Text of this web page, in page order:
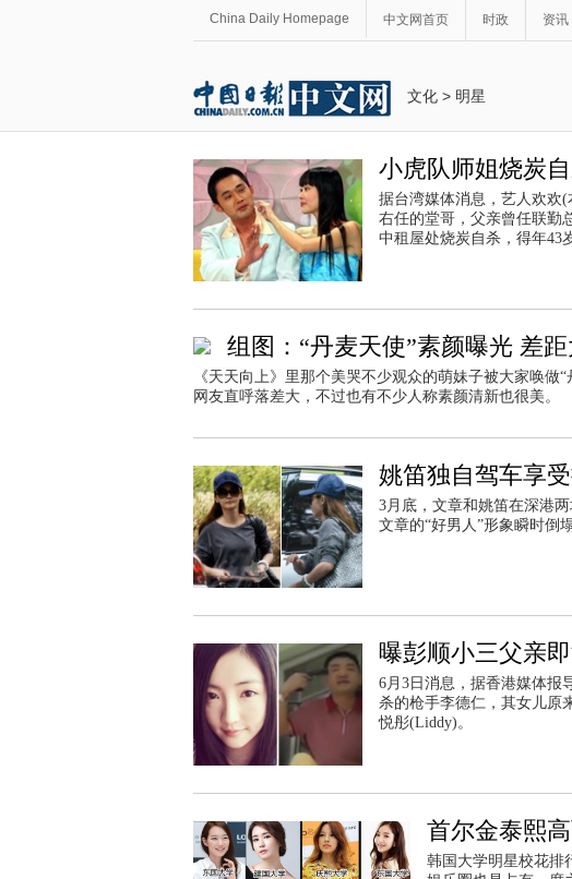
China Daily Homepage 中文网首页 时政 资讯
文化 > 明星
小虎队师姐烧炭
据台湾媒体消息，艺人欢欢
右任的堂哥，父亲曾任联勤
中租屋处烧炭自杀，得年43
组图：“丹麦天使”素颜曝光 差
《天天向上》里那个美哭不少观众的萌妹子被大家唤做
网友直呼落差大，不过也有不少人称素颜清新也很美。
姚笛独自驾车享
3月底，文章和姚笛在深港
文章的“好男人”形象瞬时倒
曝彭顺小三父亲
6月3日消息，据香港媒体报
杀的枪手李德仁，其女儿原
悦彤(Liddy)。
首尔金泰熙
韩国大学明星校花